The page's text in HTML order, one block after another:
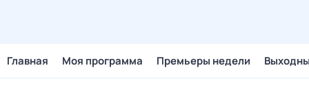
Главная Моя программа Премьеры недели